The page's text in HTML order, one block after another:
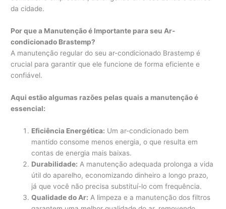
da cidade.
Por que a Manutenção é Importante para seu Ar-
condicionado Brastemp?
A manutenção regular do seu ar-condicionado Brastemp é
crucial para garantir que ele funcione de forma eficiente e
confiável.
Aqui estão algumas razões pelas quais a manutenção é
essencial:
Eficiência Energética: Um ar-condicionado bem
mantido consome menos energia, o que resulta em
contas de energia mais baixas.
Durabilidade: A manutenção adequada prolonga a vida
útil do aparelho, economizando dinheiro a longo prazo,
já que você não precisa substituí-lo com frequência.
Qualidade do Ar: A limpeza e a manutenção dos filtros